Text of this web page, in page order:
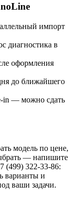
импорт
диагностика в
оформления
до ближайшего
in — можно сдать
модель по цене,
— напишите
(499) 322-33-86:
варианты и
ваши задачи.